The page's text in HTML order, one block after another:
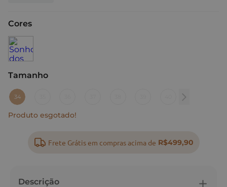
Cores
Tamanho
: 34
34
Produto esgotado!
Frete Grátis em compras acima de R$499,90
Descrição